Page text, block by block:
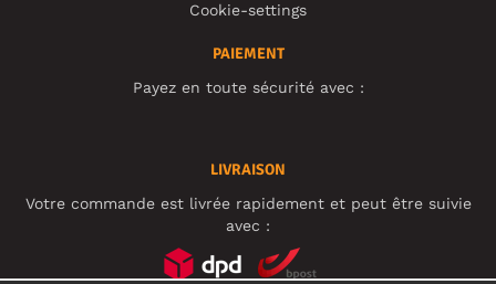
Cookie-settings
PAIEMENT
Payez en toute sécurité avec :
LIVRAISON
Votre commande est livrée rapidement et peut être suivie
avec :